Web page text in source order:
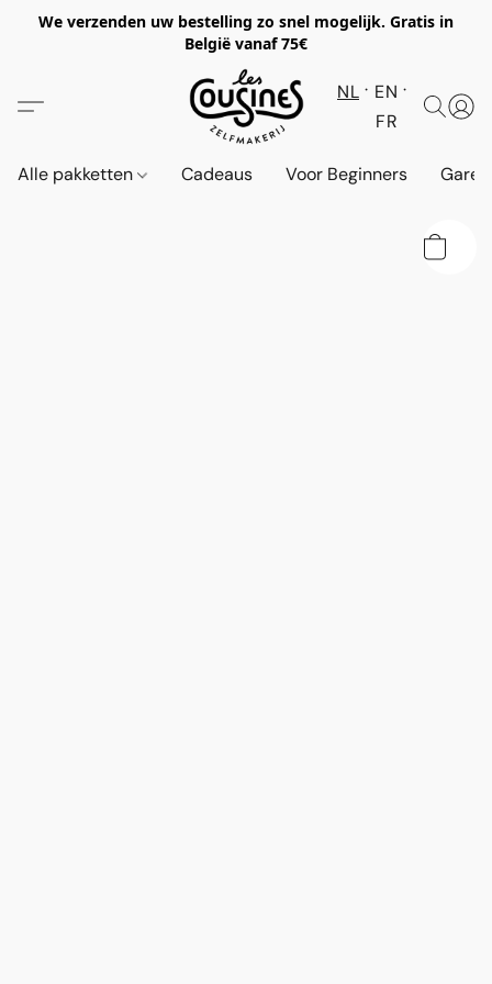
We verzenden uw bestelling zo snel mogelijk. Gratis in
België vanaf 75€
NL
EN
FR
Alle pakketten Cadeaus Voor Beginners